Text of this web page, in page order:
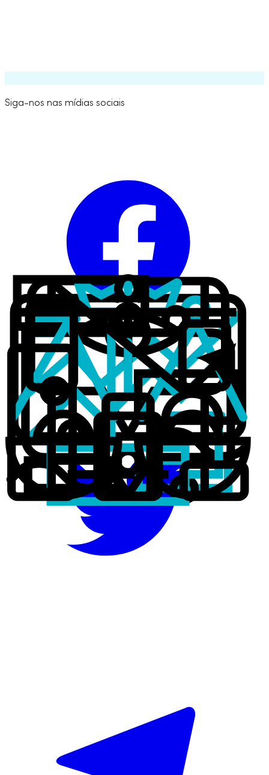
Siga-nos nas mídias sociais